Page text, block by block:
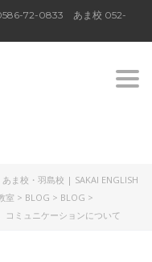
72-0833 あま校 052-
ま校・羽島校 | SAKAI ENGLISH
室 > BLOG > BLOG >
コミュニケーションについて